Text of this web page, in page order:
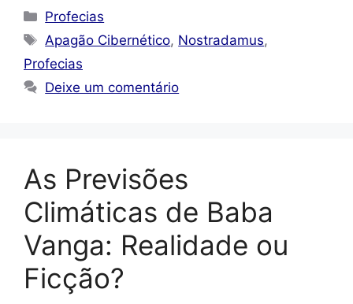
Categorias
Profecias
Tags
Apagão Cibernético, Nostradamus,
Profecias
Deixe um comentário
As Previsões
Climáticas de Baba
Vanga: Realidade ou
Ficção?